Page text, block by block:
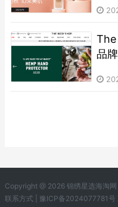
The
品
Copyright @ 2026 锦绣星选海淘
联系方式
豫ICP备2024077781号